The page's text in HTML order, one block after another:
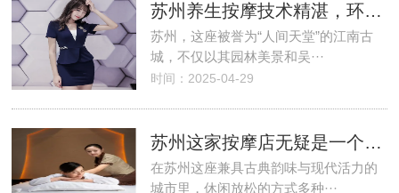
苏州养生按摩技术精湛，环境优雅舒适
苏州，这座被誉为“人间天堂”的江南古
城，不仅以其园林美景和吴···
时间：2025-04-29
苏州这家按摩店无疑是一个不错的选择
在苏州这座兼具古典韵味与现代活力的
城市里，休闲放松的方式多种···